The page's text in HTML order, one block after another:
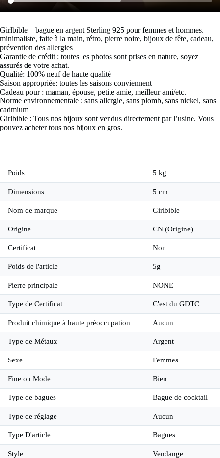
Girlbible – bague en argent Sterling 925 pour femmes et hommes,
minimaliste, faite à la main, rétro, pierre noire, bijoux de fête, cadeau,
prévention des allergies
Garantie de crédit : toutes les photos sont prises en nature, soyez
assurés de votre achat.
Qualité: 100% neuf de haute qualité
Saison appropriée: toutes les saisons conviennent
Cadeau pour : maman, épouse, petite amie, meilleur ami/etc.
Norme environnementale : sans allergie, sans plomb, sans nickel, sans
cadmium
Girlbible : Tous nos bijoux sont vendus directement par l’usine. Vous
pouvez acheter tous nos bijoux en gros.
Poids 5 kg
Dimensions 5 cm
Nom de marque Girlbible
Origine CN (Origine)
Certificat Non
Poids de l'article 5g
Pierre principale NONE
Type de Certificat C'est du GDTC
Produit chimique à haute préoccupation Aucun
Type de Métaux Argent
Sexe Femmes
Fine ou Mode Bien
Type de bagues Bague de cocktail
Type de réglage Aucun
Type D'article Bagues
Style Vendange